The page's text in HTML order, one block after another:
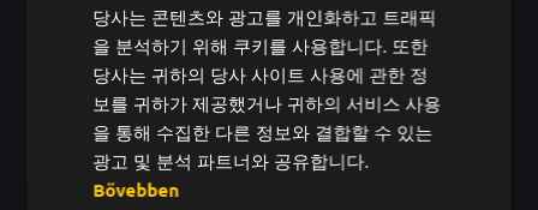
지지 않는다.
직장 내 인정에 체계적인 기준을 마련
합니다. 감사의 마음이 우연히 표해지
는 것이 아니라, 여러분의 팀의 일상
속에 자연스럽게 스며들 수 있도록 하
영어
한국어
당사는 콘텐츠와 광고를 개인화하고 트래픽
을 분석하기 위해 쿠키를 사용합니다. 또한
당사는 귀하의 당사 사이트 사용에 관한 정
보를 귀하가 제공했거나 귀하의 서비스 사용
을 통해 수집한 다른 정보와 결합할 수 있는
광고 및 분석 파트너와 공유합니다.
Bővebben